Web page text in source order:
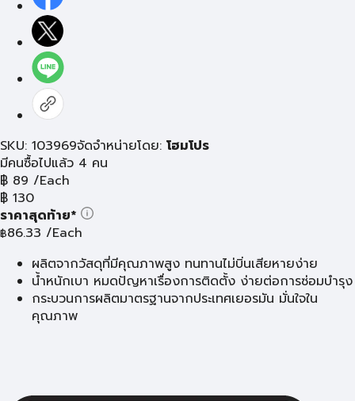
SKU: 103969จัดจำหน่ายโดย: โฮมโปร
มีคนซื้อไปแล้ว 4 คน
฿ 89 /Each
฿ 130
ราคาสุดท้าย*
฿86.33 /Each
ผลิตจากวัสดุที่มีคุณภาพสูง ทนทานไม่บิ่นเสียหายง่าย
น้ำหนักเบา หมดปัญหาเรื่องการติดตั้ง ง่ายต่อการซ่อมบำรุง
กระบวนการผลิตมาตรฐานจากประเทศเยอรมัน มั่นใจใน
คุณภาพ